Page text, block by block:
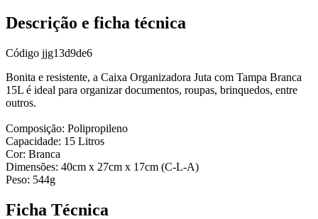
Descrição e ficha técnica
Código jjg13d9de6
Bonita e resistente, a Caixa Organizadora Juta com Tampa Branca
15L é ideal para organizar documentos, roupas, brinquedos, entre
outros.
Composição: Polipropileno
Capacidade: 15 Litros
Cor: Branca
Dimensões: 40cm x 27cm x 17cm (C-L-A)
Peso: 544g
Ficha Técnica